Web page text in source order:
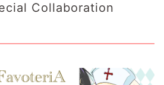
Collaboration